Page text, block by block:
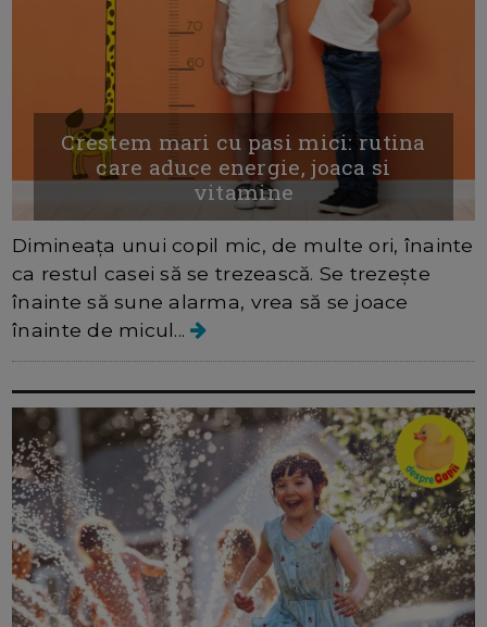
Crestem mari cu pasi mici: rutina
care aduce energie, joaca si
vitamine
Dimineața unui copil mic, de multe ori, înainte
ca restul casei să se trezească. Se trezește
înainte să sune alarma, vrea să se joace
înainte de micul...